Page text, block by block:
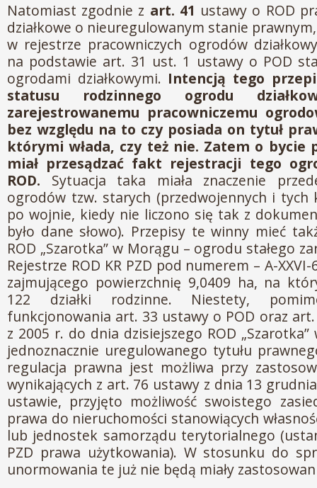
Natomiast zgodnie z art. 41 ustawy o ROD
działkowe o nieuregulowanym stanie
w rejestrze pracowniczych ogrodów
na podstawie art. 31 ust. 1 ustawy o POD
ogrodami działkowymi. Intencją tego
statusu rodzinnego ogrodu
zarejestrowanemu pracowniczemu
bez względu na to czy posiada on tytuł
którymi włada, czy też nie. Zatem o bycie
miał przesądzać fakt rejestracji tego
ROD. Sytuacja taka miała znaczenie
ogrodów tzw. starych (przedwojennych i tych
po wojnie, kiedy nie liczono się tak z
było dane słowo). Przepisy te winny mieć
ROD „Szarotka” w Morągu – ogrodu stałego
Rejestrze ROD KR PZD pod numerem – A-
zajmującego powierzchnię 9,0409 ha, na
122 działki rodzinne. Niestety,
funkcjonowania art. 33 ustawy o POD oraz
z 2005 r. do dnia dzisiejszego ROD
jednoznacznie uregulowanego tytułu
regulacja prawna jest możliwa przy
wynikających z art. 76 ustawy z dnia 13
ustawie, przyjęto możliwość swoistego
prawa do nieruchomości stanowiących
lub jednostek samorządu terytorialnego
PZD prawa użytkowania). W stosunku do
unormowania te już nie będą miały